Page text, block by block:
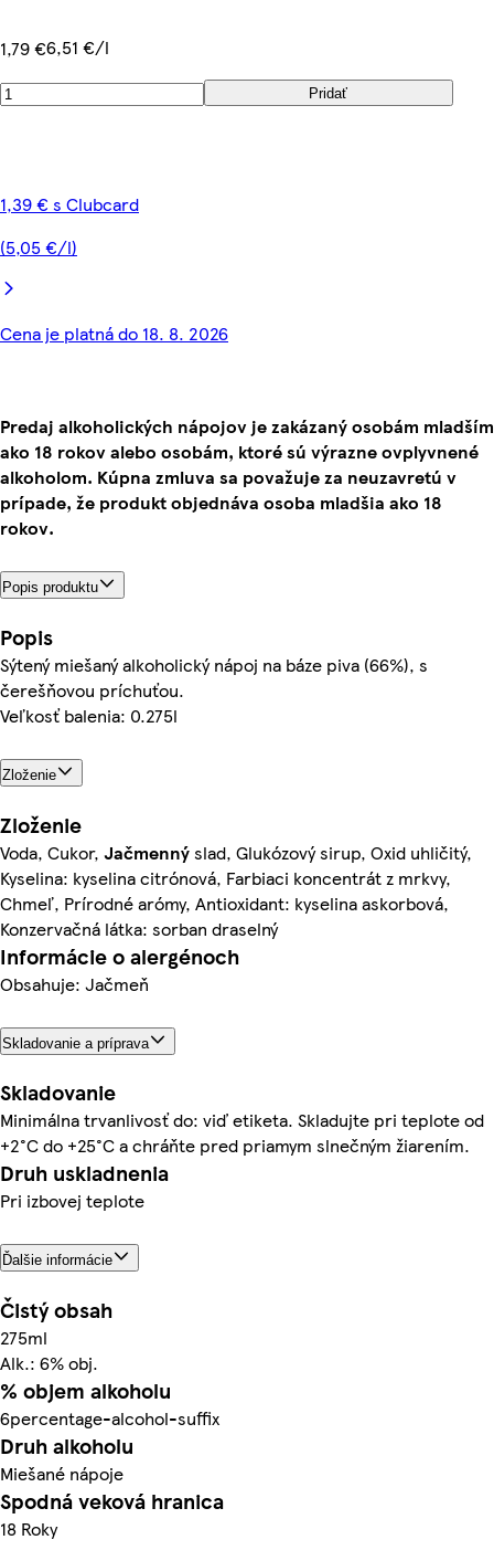
1,79 €6,51 €/l
Pridať
1,39 € s Clubcard
(5,05 €/l)
Cena je platná do 18. 8. 2026
Predaj alkoholických nápojov je zakázaný osobám mladším
ako 18 rokov alebo osobám, ktoré sú výrazne ovplyvnené
alkoholom. Kúpna zmluva sa považuje za neuzavretú v
prípade, že produkt objednáva osoba mladšia ako 18
rokov.
Popis produktu
Popis
Sýtený miešaný alkoholický nápoj na báze piva (66%), s
čerešňovou príchuťou.
Veľkosť balenia: 0.275l
Zloženie
Zloženie
Voda, Cukor, Jačmennýslad, Glukózový sirup, Oxid uhličitý,
Kyselina: kyselina citrónová, Farbiaci koncentrát z mrkvy,
Chmeľ, Prírodné arómy, Antioxidant: kyselina askorbová,
Konzervačná látka: sorban draselný
Informácie o alergénoch
Obsahuje: Jačmeň
Skladovanie a príprava
Skladovanie
Minimálna trvanlivosť do: viď etiketa. Skladujte pri teplote od
+2°C do +25°C a chráňte pred priamym slnečným žiarením.
Druh uskladnenia
Pri izbovej teplote
Ďalšie informácie
Čistý obsah
275ml
Alk.: 6% obj.
% objem alkoholu
6percentage-alcohol-suffix
Druh alkoholu
Miešané nápoje
Spodná veková hranica
18 Roky